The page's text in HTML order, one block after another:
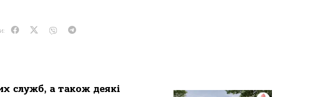
служб, а також деякі